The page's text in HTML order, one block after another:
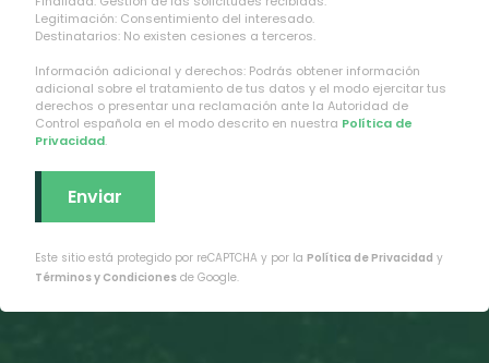
Legitimación: Consentimiento del interesado.
Destinatarios: No existen cesiones a terceros.
Información adicional y derechos: Podrás obtener información
adicional sobre el tratamiento de tus datos y el modo ejercitar tus
derechos o presentar una reclamación ante la Autoridad de
Control española en el modo descrito en nuestra Política de
Privacidad.
Este sitio está protegido por reCAPTCHA y por la Política de Privacidad y
Términos y Condiciones de Google.